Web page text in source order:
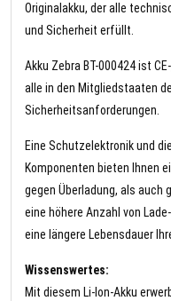
Originalakku, der alle
und Sicherheit erfüllt.
Akku Zebra BT-000424 ist
alle in den Mitgliedstaaten
Sicherheitsanforderungen.
Eine Schutzelektronik und
Komponenten bieten Ihnen
gegen Überladung, als auch
eine höhere Anzahl von
eine längere Lebensdauer
Wissenswertes:
Mit diesem Li-Ion-Akku